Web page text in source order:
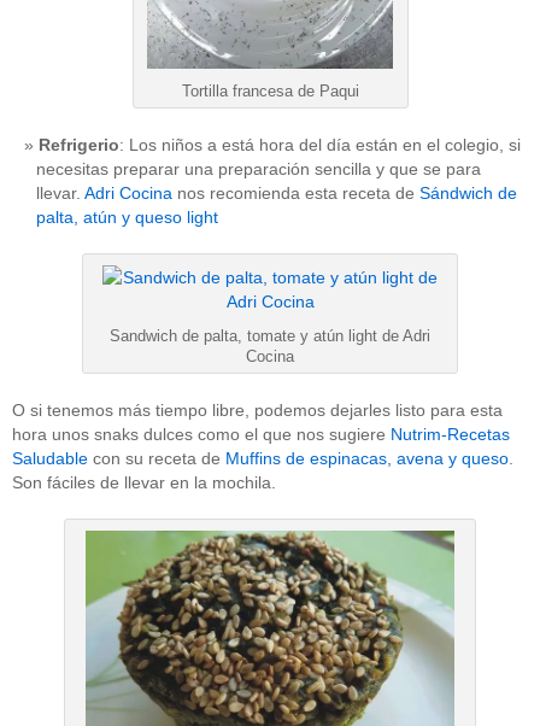
Tortilla francesa de Paqui
Refrigerio: Los niños a está hora del día están en el colegio, si
necesitas preparar una preparación sencilla y que se para
llevar. Adri Cocina nos recomienda esta receta de Sándwich de
palta, atún y queso light
Sandwich de palta, tomate y atún light de Adri
Cocina
O si tenemos más tiempo libre, podemos dejarles listo para esta
hora unos snaks dulces como el que nos sugiere Nutrim-Recetas
Saludable con su receta de Muffins de espinacas, avena y queso.
Son fáciles de llevar en la mochila.